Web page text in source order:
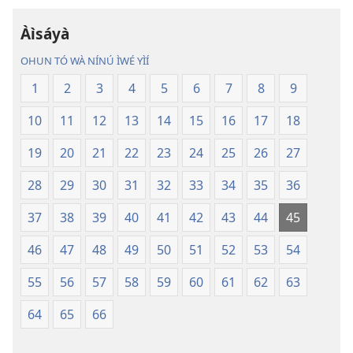
A
Tún
Ṣe
Lọ́dún
2018)
A
Tún
Ṣe
Lọ́dún
2018)
Àìsáyà
OHUN TÓ WÀ NÍNÚ ÌWÉ YÌÍ
1 2 3 4 5 6 7 8
9
10
11 12 13 14 15 16 17
18
19
20 21 22 23 24 25 26
27
28
29 30 31 32 33 34 35
36
37
38 39 40 41 42 43 44
45
46
47 48 49 50 51 52 53
54
55
56 57 58 59 60 61 62
63
64
65 66